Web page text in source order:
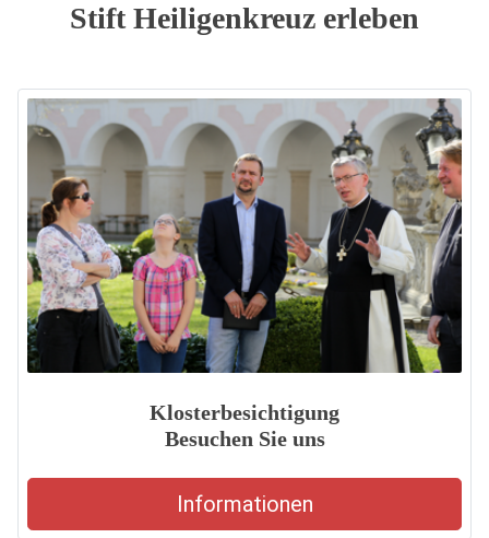
Stift Heiligenkreuz erleben
Klosterbesichtigung
Besuchen Sie uns
Informationen